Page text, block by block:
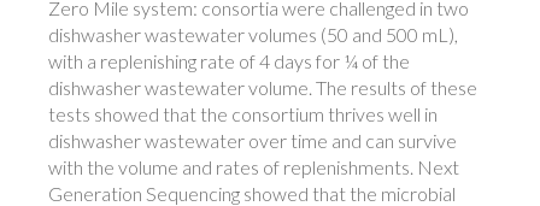
Zero Mile system: consortia were challenged in two
dishwasher wastewater volumes (50 and 500 mL),
with a replenishing rate of 4 days for ¼ of the
dishwasher wastewater volume. The results of these
tests showed that the consortium thrives well in
dishwasher wastewater over time and can survive
with the volume and rates of replenishments. Next
Generation Sequencing showed that the microbial